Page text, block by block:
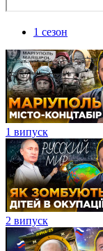
1 сезон
1 випуск
2 випуск